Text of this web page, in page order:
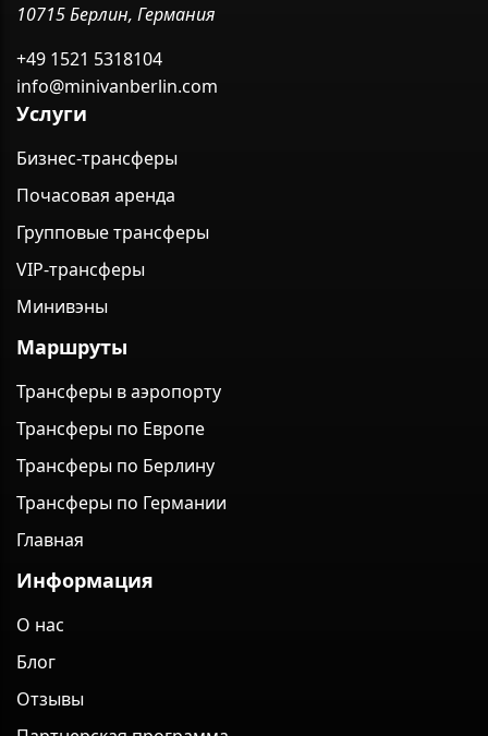
10715 Берлин, Германия
+49 1521 5318104
info@minivanberlin.com
Услуги
Бизнес-трансферы
Почасовая аренда
Групповые трансферы
VIP-трансферы
Минивэны
Маршруты
Трансферы в аэропорту
Трансферы по Европе
Трансферы по Берлину
Трансферы по Германии
Главная
Информация
О нас
Блог
Отзывы